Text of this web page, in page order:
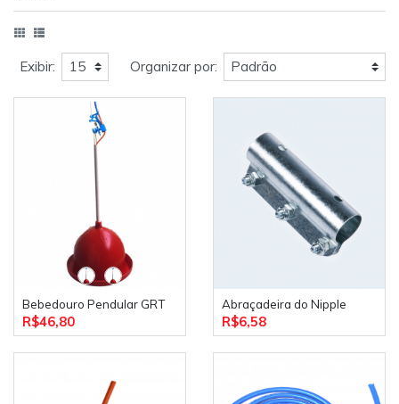
Exibir: Organizar por:
Bebedouro Pendular GRT
R$46,80
Abraçadeira do Nipple
R$6,58